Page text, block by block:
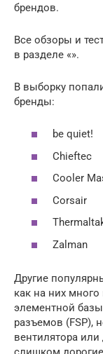
брендов.
Все обзоры и
в разделе «».
В выборку
бренды:
be quiet!
Chieftec
Cooler
Corsair
Zalman
Другие
как на них
элементной
разъемов (FSP),
вентилятора или